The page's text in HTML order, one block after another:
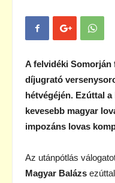
A felvidéki
díjugrató
hétvégéjén. Ezúttal
kevesebb magyar
impozáns lovas
Az utánpótlás
Magyar Balázs